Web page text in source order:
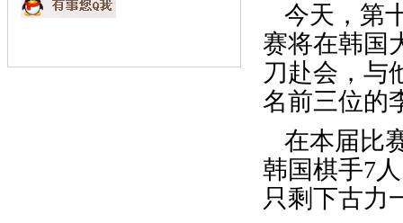
今天，第
赛将在韩国
刀赴会，与
名前三位的
在本届比
韩国棋手7
只剩下古力